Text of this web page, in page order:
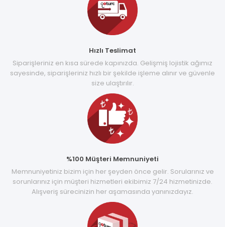
Hızlı Teslimat
Siparişleriniz en kısa sürede kapınızda. Gelişmiş lojistik ağımız
sayesinde, siparişleriniz hızlı bir şekilde işleme alınır ve güvenle
size ulaştırılır.
%100 Müşteri Memnuniyeti
Memnuniyetiniz bizim için her şeyden önce gelir. Sorularınız ve
sorunlarınız için müşteri hizmetleri ekibimiz 7/24 hizmetinizde.
Alışveriş sürecinizin her aşamasında yanınızdayız.